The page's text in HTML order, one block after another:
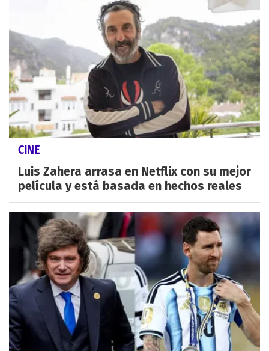
CINE
Luis Zahera arrasa en Netflix con su mejor
película y está basada en hechos reales